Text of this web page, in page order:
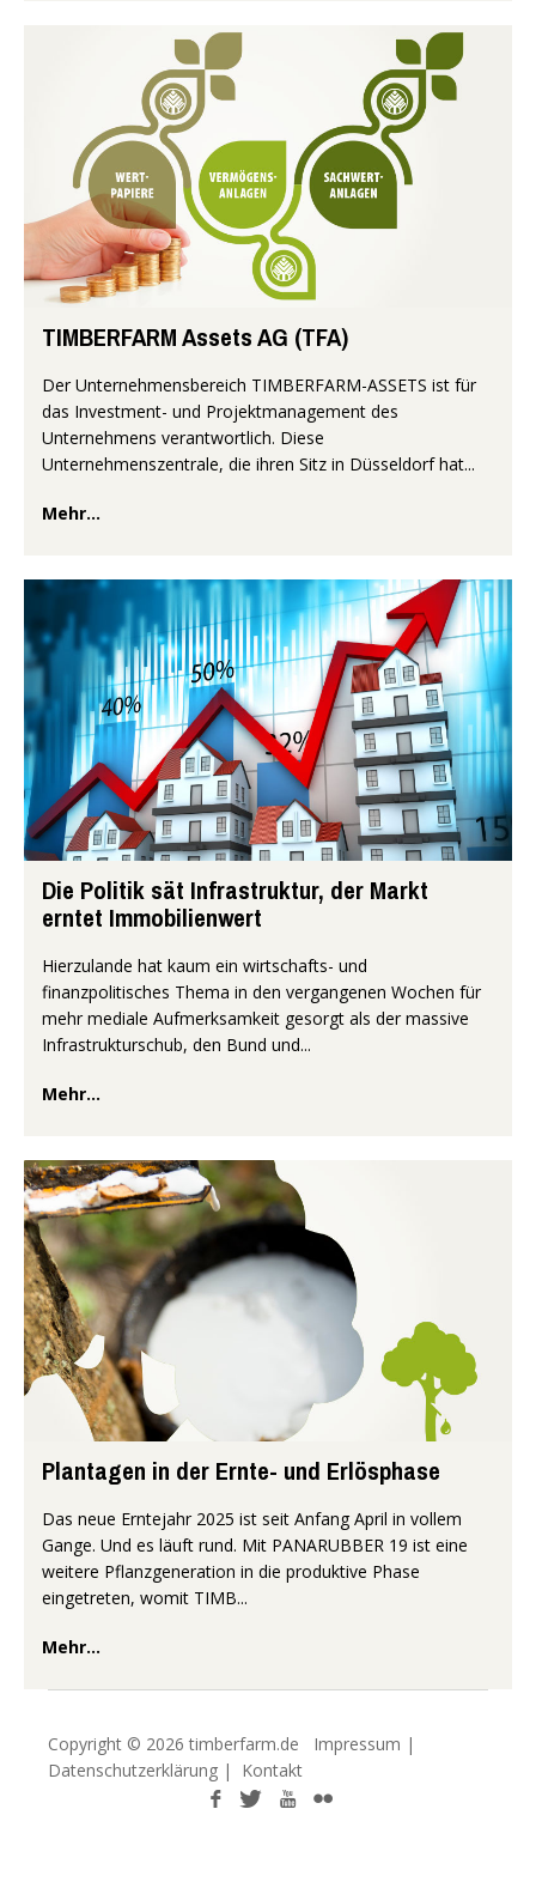
TIMBERFARM Assets AG (TFA)
Der Unternehmensbereich TIMBERFARM-ASSETS ist für
das Investment- und Projektmanagement des
Unternehmens verantwortlich. Diese
Unternehmenszentrale, die ihren Sitz in Düsseldorf hat...
Mehr...
Die Politik sät Infrastruktur, der Markt
erntet Immobilienwert
Hierzulande hat kaum ein wirtschafts- und
finanzpolitisches Thema in den vergangenen Wochen für
mehr mediale Aufmerksamkeit gesorgt als der massive
Infrastrukturschub, den Bund und...
Mehr...
Plantagen in der Ernte- und Erlösphase
Das neue Erntejahr 2025 ist seit Anfang April in vollem
Gange. Und es läuft rund. Mit PANARUBBER 19 ist eine
weitere Pflanzgeneration in die produktive Phase
eingetreten, womit TIMB...
Mehr...
Copyright © 2026 timberfarm.de Impressum |
Datenschutzerklärung | Kontakt